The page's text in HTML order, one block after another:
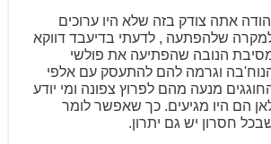
אתה צודק בזה שלא היו ערוכים
שלהפתעה , לדעתי בדיעבד דווקא
הנובה שהפתיעה את פולשי
וגרמה להם להתעסק עם אלפי
מנעה מהם לפרוץ צפונה ומי יודע
הם היו מגיעים. כך שאפשר לומר
חסרון יש גם יתרון.